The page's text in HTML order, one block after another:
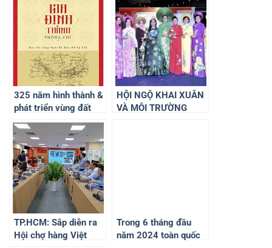
325 năm hình thành &
phát triển vùng đất
Biên Hòa Đồng Nai
HỘI NGỘ KHAI XUÂN
VÀ MÔI TRƯỜNG
TP.HCM: Sắp diễn ra
Hội chợ hàng Việt
Trong 6 tháng đầu
năm 2024 toàn quốc